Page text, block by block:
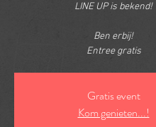
LINE UP is bekend!
Ben erbij!
Entree gratis
Gratis event
Kom genieten...!